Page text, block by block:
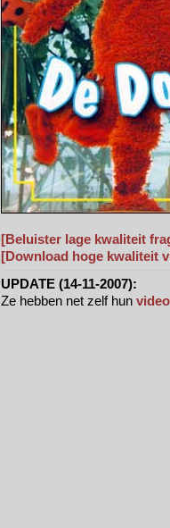
[Beluister lage kwaliteit
[Download hoge kwaliteit
UPDATE (14-11-2007):
Ze hebben net zelf hun